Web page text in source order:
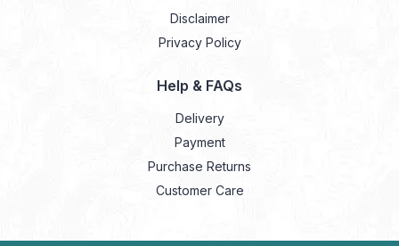
Disclaimer
Privacy Policy
Help & FAQs
Delivery
Payment
Purchase Returns
Customer Care